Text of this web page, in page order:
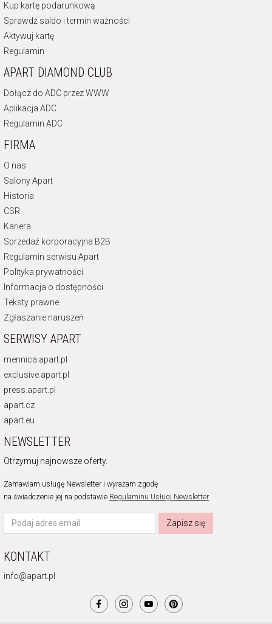
Kup kartę podarunkową
Sprawdź saldo i termin ważności
Aktywuj kartę
Regulamin
APART DIAMOND CLUB
Dołącz do ADC przez WWW
Aplikacja ADC
Regulamin ADC
FIRMA
O nas
Salony Apart
Historia
CSR
Kariera
Sprzedaż korporacyjna B2B
Regulamin serwisu Apart
Polityka prywatności
Informacja o dostępności
Teksty prawne
Zgłaszanie naruszeń
SERWISY APART
mennica.apart.pl
exclusive.apart.pl
press.apart.pl
apart.cz
apart.eu
NEWSLETTER
Otrzymuj najnowsze oferty.
Zamawiam usługę Newsletter i wyrażam zgodę
na świadczenie jej na podstawie Regulaminu Usługi Newsletter
Zapisz się
KONTAKT
info@apart.pl